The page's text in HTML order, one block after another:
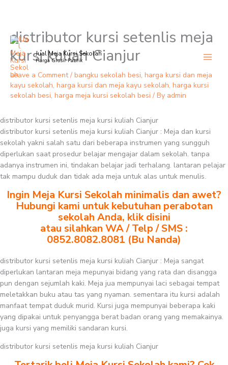
Skip
content
Jual Meja Kursi Sekolah
Harga Grosir Pabrik
distributor kursi setenlis meja
kursi kuliah Cianjur
Leave a Comment / bangku sekolah besi, harga kursi dan meja
kayu sekolah, harga kursi dan meja kayu sekolah, harga kursi
sekolah besi, harga meja kursi sekolah besi / By admin
distributor kursi setenlis meja kursi kuliah Cianjur
distributor kursi setenlis meja kursi kuliah Cianjur : Meja dan kursi
sekolah yakni salah satu dari beberapa instrumen yang sungguh
diperlukan saat prosedur belajar mengajar dalam sekolah. tanpa
adanya instrumen ini, tindakan belajar jadi terhalang. lantaran pelajar
tak mampu duduk dan tidak ada meja untuk alas untuk menulis.
Ingin Meja Kursi Sekolah minimalis dan awet?
Hubungi kami untuk kebutuhan perabotan
sekolah Anda, klik disini
atau silahkan WA / Telp / SMS :
0852.8082.8081 (Bu Nanda)
distributor kursi setenlis meja kursi kuliah Cianjur : Meja sangat
diperlukan lantaran meja mepunyai bidang yang rata dan disangga
pun dengan sejumlah kaki. Meja jua mempunyai laci sebagai tempat
meletakkan buku atau tas yang nyaman. sementara itu kursi adalah
manfaat tempat duduk murid. Kursi juga mempunyai beberapa kaki
yang dipakai untuk penyangga berat badan orang yang memakainya.
juga kursi yang memiliki sandaran kursi.
distributor kursi setenlis meja kursi kuliah Cianjur